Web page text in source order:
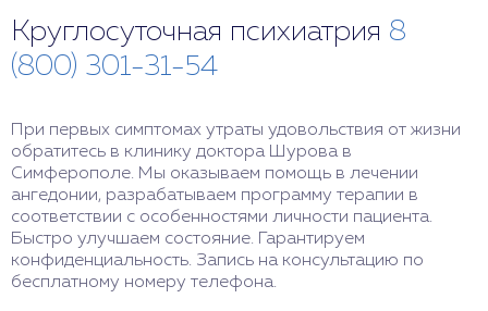
Круглосуточная психиатрия 8
(800) 301-31-54
При первых симптомах утраты удовольствия от жизни
обратитесь в клинику доктора Шурова в
Симферополе. Мы оказываем помощь в лечении
ангедонии, разрабатываем программу терапии в
соответствии с особенностями личности пациента.
Быстро улучшаем состояние. Гарантируем
конфиденциальность. Запись на консультацию по
бесплатному номеру телефона.